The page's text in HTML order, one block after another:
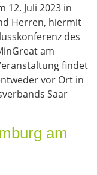
12. Juli 2023 in
Herren, hiermit
des
am
findet
vor Ort in
Saar
am